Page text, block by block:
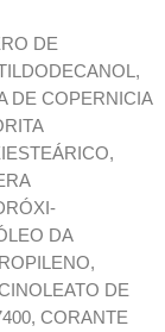
DE
DE COPERNICIA
DA
DE
CORANTE